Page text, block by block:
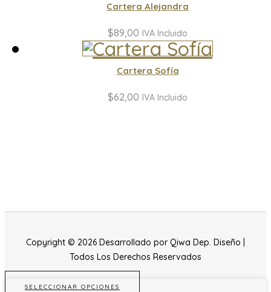
Cartera Alejandra
$89,00 IVA Incluido
Cartera Sofía
$62,00 IVA Incluido
Copyright © 2026 Desarrollado por Qiwa Dep. Diseño |
Todos Los Derechos Reservados
SELECCIONAR OPCIONES